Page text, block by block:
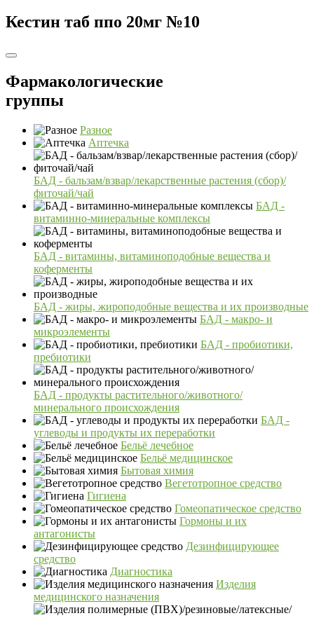
Кестин таб ппо 20мг №10
Фармакологические
группы
Разное
Аптечка
БАД - бальзам/взвар/лекарственные растения (сбор)/
фиточай/чай
БАД -
витаминно-минеральные комплексы
БАД - витамины, витаминоподобные вещества и
коферменты
БАД - жиры, жироподобные вещества и их производные
БАД - макро- и
микроэлементы
БАД - пробиотики,
пребиотики
БАД - продукты растительного/животного/
минерального происхождения
БАД -
углеводы и продукты их переработки
Бельё лечебное
Бельё медицинское
Бытовая химия
Вегетотропное средство
Гигиена
Гомеопатическое средство
Гормоны и их
антагонисты
Дезинфицирующее
средство
Диагностика
Изделия
медицинского назначения